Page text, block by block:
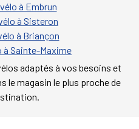
à Embrun
à Sisteron
à Briançon
à Sainte-Maxime
adaptés à vos besoins et
le magasin le plus proche de